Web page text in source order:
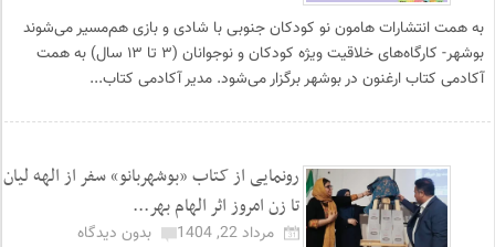
به همت انتشارات هامون نو کودکان جنوبی با شادی و بازی هم‌مسیر می‌شوند
بوشهر- کارگاه‌های خلاقیت ویژه کودکان و نوجوانان (۳ تا ۱۳ سال) به همت
آکادمی کتاب ارغنون در بوشهر برگزار می‌شود. مدیر آکادمی کتاب...
رونمایی از کتاب «بوشهربانو» سفر از الهه لیان
تا زن امروز اثر الهام بهر...
مرداد 22, 1404
بدون دیدگاه